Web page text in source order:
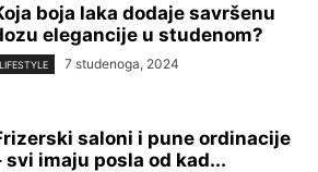
boja laka dodaje savršenu
elegancije u studenom?
LIFESTYLE 7 studenoga, 2024
saloni i pune ordinacije
svi imaju posla od kad...